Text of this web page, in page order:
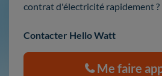
contrat d'électricité rapidement ?
Contacter Hello Watt
Me faire